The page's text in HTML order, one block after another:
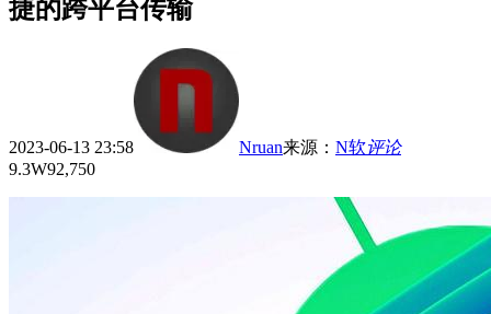
捷的跨平台传输
2023-06-13 23:58 Nruan来源 ： N软评论
9.3W92,750